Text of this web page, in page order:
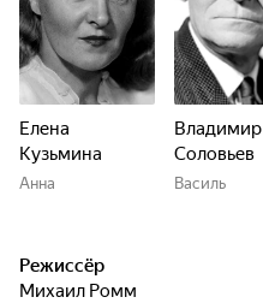
Елена
Кузьмина
Анна
Владимир
Соловьев
Василь
Режиссёр
Михаил Ромм